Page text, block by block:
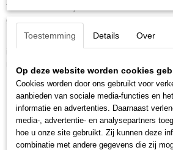
Thule Motion 3. Stijlvolle en functionele
gebruiksgemak. Leverbaar in zwart glanzend
Met zijn verbeterde aerodynamica en een
Aerodynamisch ontwerp
Ergonomische opening en sluiting
Gemakkelijk monteren
Veilig dekselslot
Toestemming Details Over
Op deze website worden cookies
Cookies worden door ons gebruikt voor
aanbieden van sociale media-functies en
informatie en advertenties. Daarnaast
media-, advertentie- en analysepartners
hoe u onze site gebruikt. Zij kunnen deze
combinatie met andere gegevens die zij